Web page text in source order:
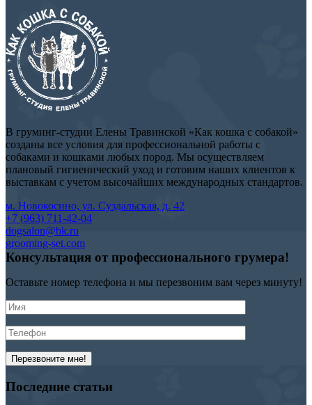
В груминг-студии Елены Травинской «Как кошка с собакой»
созданы все условия для профессиональной работы с
собаками и кошками любых пород. Мы осуществляем
плановый гигиенический уход и готовим наших клиентов к
выставкам с учетом высочайших международных стандартов.
м. Новокосино, ул. Суздальская, д. 42
+7 (963) 711-42-04
dogsalon@bk.ru
grooming-set.com
Консультация от профессионального грумера!
Оставьте номер телефона и мы перезвоним вам через минуту!
Последние статьи